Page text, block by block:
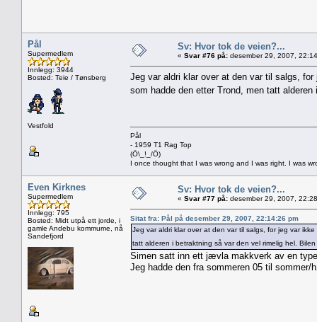
Pål
Supermedlem
Innlegg: 3944
Bosted: Teie / Tønsberg
Vestfold
Sv: Hvor tok de veien?...
« Svar #76 på: desember 29, 2007,
Jeg var aldri klar over at den var til salgs,
som hadde den etter Trond, men tatt
Pål
- 1959 T1 Rag Top
(Ö\_!_/Ö)
I once thought that I was wrong and I was right. I was
Even Kirknes
Supermedlem
Innlegg: 795
Bosted: Midt utpå ett jorde, i
gamle Andebu kommume, nå
Sandefjord
Sv: Hvor tok de veien?...
« Svar #77 på: desember 29, 2007,
Sitat fra: Pål på desember 29, 2007, 22:14:26 pm
Jeg var aldri klar over at den var til salgs, for jeg var
tatt alderen i betraktning så var den vel rimelig hel.
Simen satt inn ett jævla makkverk av en
Jeg hadde den fra sommeren 05 til